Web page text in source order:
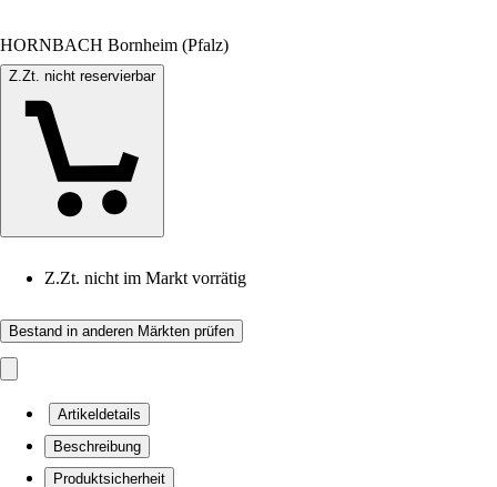
HORNBACH Bornheim (Pfalz)
Z.Zt. nicht reservierbar
Z.Zt. nicht im Markt vorrätig
Bestand in anderen Märkten prüfen
Artikeldetails
Beschreibung
Produktsicherheit